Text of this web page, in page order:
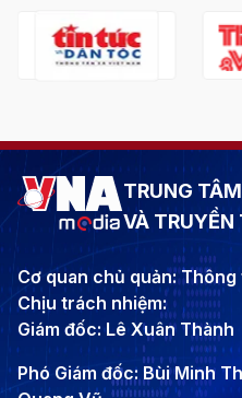
TRUNG
VÀ TRUYỀN
Cơ quan chủ quản: Thông
Chịu trách nhiệm:
Giám đốc: Lê Xuân Thành
Phó Giám đốc: Bùi Minh